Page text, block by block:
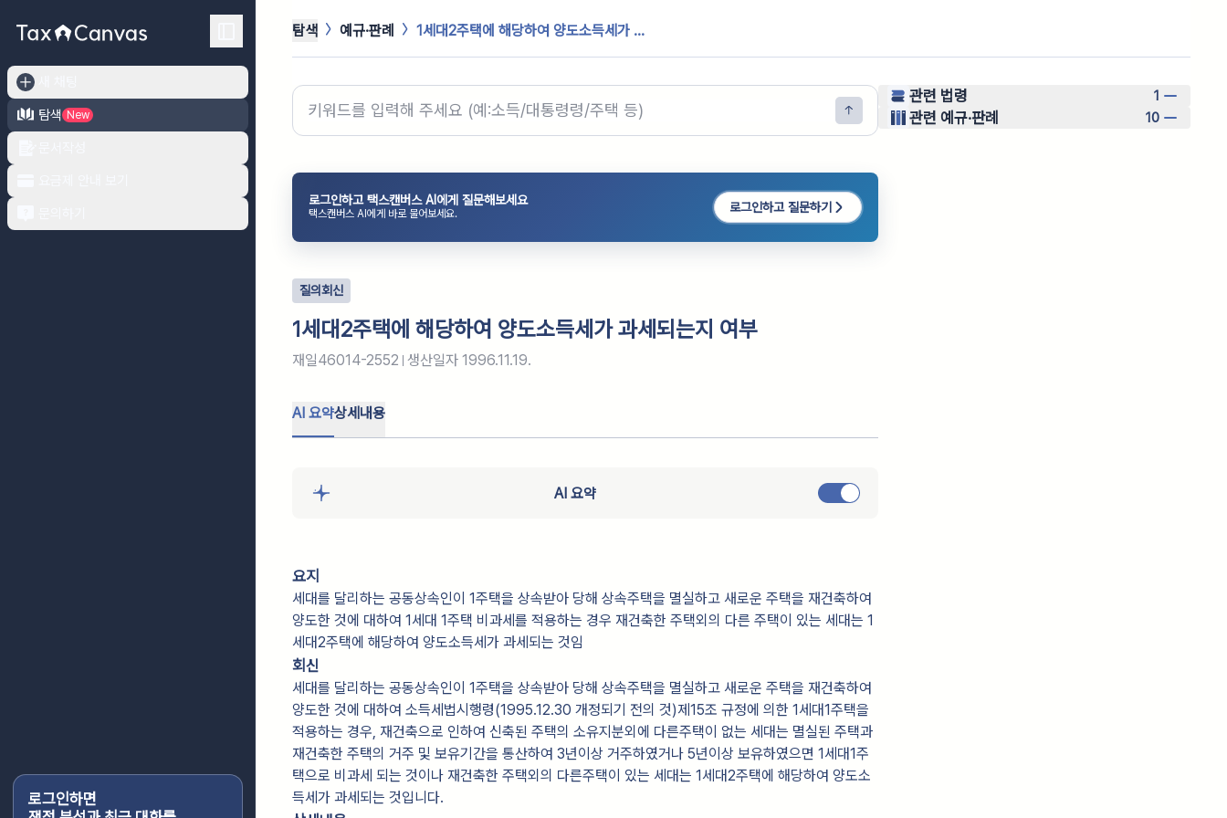
탐색
New
로그인하면
탐색 예규·판례 1세대2주택에 해당하여 양도소득세가 ...
로그인하고 택스캔버스 AI에게 질문해보세요
택스캔버스 AI에게 바로 물어보세요. 로그인하고 질문하기
질의회신
1세대2주택에 해당하여 양도소득세가 과세되는지 여부
재일46014-2552 생산일자 1996.11.19.
AI 요약상세내용
AI 요약
요지
세대를 달리하는 공동상속인이 1주택을 상속받아 당해 상속주택을 멸실하고 새로운 주택을 재건축하여
양도한 것에 대하여 1세대 1주택 비과세를 적용하는 경우 재건축한 주택외의 다른 주택이 있는 세대는 1
세대2주택에 해당하여 양도소득세가 과세되는 것임
회신
세대를 달리하는 공동상속인이 1주택을 상속받아 당해 상속주택을 멸실하고 새로운 주택을 재건축하여
양도한 것에 대하여 소득세법시행령(1995.12.30 개정되기 전의 것)제15조 규정에 의한 1세대1주택을
적용하는 경우, 재건축으로 인하여 신축된 주택의 소유지분외에 다른주택이 없는 세대는 멸실된 주택과
재건축한 주택의 거주 및 보유기간을 통산하여 3년이상 거주하였거나 5년이상 보유하였으면 1세대1주
택으로 비과세 되는 것이나 재건축한 주택외의 다른주택이 있는 세대는 1세대2주택에 해당하여 양도소
득세가 과세되는 것입니다.
관련 법령 1
관련 예규·판례 10